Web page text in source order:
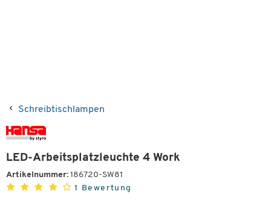
Schreibtischlampen
LED-Arbeitsplatzleuchte 4 Work
Artikelnummer: 186720-SW81
1 Bewertung